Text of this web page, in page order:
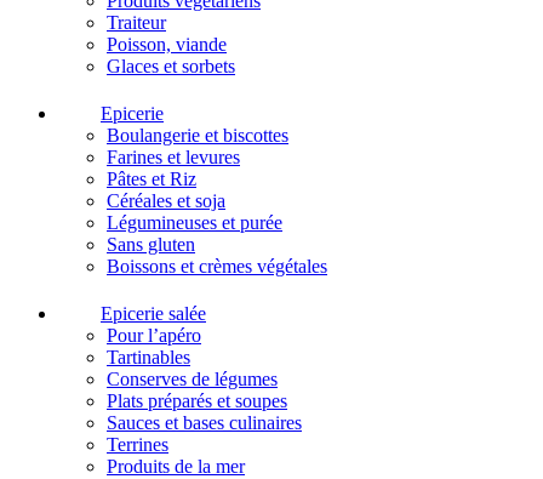
Traiteur
Poisson, viande
Glaces et sorbets
Epicerie
Boulangerie et biscottes
Farines et levures
Pâtes et Riz
Céréales et soja
Légumineuses et purée
Sans gluten
Boissons et crèmes végétales
Epicerie salée
Pour l’apéro
Tartinables
Conserves de légumes
Plats préparés et soupes
Sauces et bases culinaires
Terrines
Produits de la mer